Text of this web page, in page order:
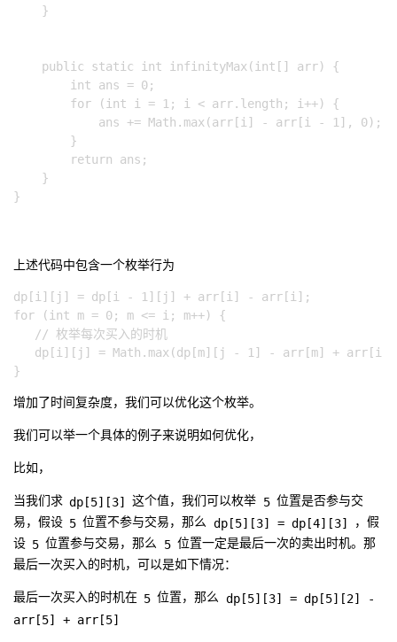
    }
    public static int infinityMax(int[] arr) {
        int ans = 0;
        for (int i = 1; i < arr.length; i++) {
            ans += Math.max(arr[i] - arr[i - 1], 0);
        }
        return ans;
    }
}
上述代码中包含一个枚举行为
dp[i][j] = dp[i - 1][j] + arr[i] - arr[i];
for (int m = 0; m <= i; m++) {
   // 枚举每次买入的时机
dp[i][j] = Math.max(dp[m][j - 1] - arr[m] +
增加了时间复杂度，我们可以优化这个枚举。
我们可以举一个具体的例子来说明如何优化，
比如，
当我们求 dp[5][3] 这个值，我们可以枚举 5 位置是否参与交
易，假设 5 位置不参与交易，那么 dp[5][3] = dp[4][3]
，假
设 5 位置参与交易，那么 5 位置一定是最后一次的卖出时机。那
最后一次买入的时机，可以是如下情况：
最后一次买入的时机在 5 位置，那么
dp[5][3] = dp[5][2] -
arr[5] + arr[5]